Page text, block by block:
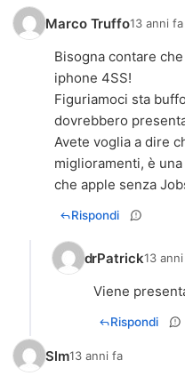
Marco Truffo13 anni fa
Bisogna contare
iphone 4SS!
Figuriamoci sta
dovrebbero
Avete voglia a dire
miglioramenti, è
che apple senza
Rispondi
drPatrick13
Viene
Rispondi
Slm13 anni fa